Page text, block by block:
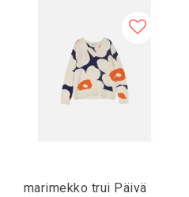
marimekko trui Päivä